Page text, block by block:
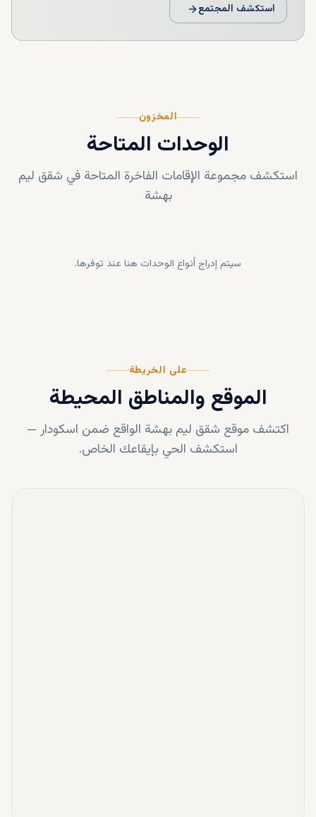
استكشف المجتمع
المخزون
الوحدات المتاحة
استكشف مجموعة الإقامات الفاخرة المتاحة في شقق ليم
بهشة
سيتم إدراج أنواع الوحدات هنا عند توفرها.
على الخريطة
الموقع والمناطق المحيطة
اكتشف موقع شقق ليم بهشة الواقع ضمن اسکودار —
استكشف الحي بإيقاعك الخاص.